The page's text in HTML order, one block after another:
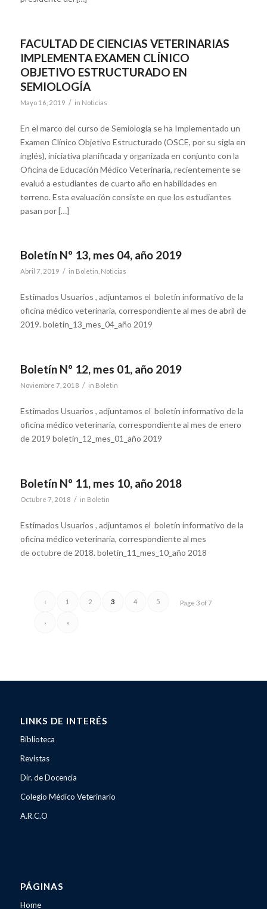
FACULTAD DE CIENCIAS VETERINARIAS
IMPLEMENTA EXAMEN CLÍNICO
OBJETIVO ESTRUCTURADO EN
SEMIOLOGÍA
Mayo 16, 2019 / in Noticias
En el marco del curso de Semiología se ha Implementado un
Examen Clínico Objetivo Estructurado (OSCE, por su sigla en
inglés), iniciativa planificada y organizada en conjunto con la
Oficina de Educación Médico Veterinaria, recientemente se
evaluó a estudiantes de cuarto año en habilidades en
terreno. Esta evaluación consiste en que los estudiantes
pasan por […]
Boletín Nº 13, mes 04, año 2019
Abril 7, 2019 / in Boletin Noticias
Estimados Usuarios , adjuntamos el boletín informativo de la
oficina médico veterinaria, correspondiente al mes de abril de
2019. boletin_13_mes_04_año 2019
Boletín Nº 12, mes 01, año 2019
Noviembre 7, 2018 / in Boletin
Estimados Usuarios , adjuntamos el boletín informativo de la
oficina médico veterinaria, correspondiente al mes de enero
de 2019 boletin_12_mes_01_año 2019
Boletín Nº 11, mes 10, año 2018
Octubre 7, 2018 / in Boletin
Estimados Usuarios , adjuntamos el boletín informativo de la
oficina médico veterinaria, correspondiente al mes
de octubre de 2018. boletin_11_mes_10_año 2018
Page 3 of 7
‹ 1 2 3 4 5
› »
LINKS DE INTERÉS
Biblioteca
Revistas
Dir. de Docencia
Colegio Médico Veterinario
A.R.C.O
PÁGINAS
Home